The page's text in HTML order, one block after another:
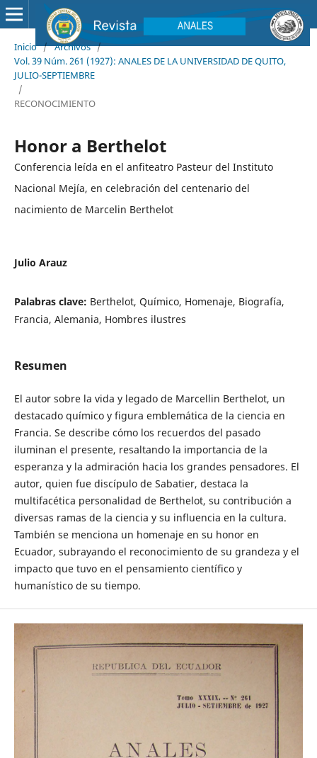
Inicio / Archivos /
Vol. 39 Núm. 261 (1927): ANALES DE LA UNIVERSIDAD DE QUITO,
JULIO-SEPTIEMBRE
/
RECONOCIMIENTO
Honor a Berthelot
Conferencia leída en el anfiteatro Pasteur del Instituto
Nacional Mejía, en celebración del centenario del
nacimiento de Marcelin Berthelot
Julio Arauz
Palabras clave: Berthelot, Químico, Homenaje, Biografía,
Francia, Alemania, Hombres ilustres
Resumen
El autor sobre la vida y legado de Marcellin Berthelot, un
destacado químico y figura emblemática de la ciencia en
Francia. Se describe cómo los recuerdos del pasado
iluminan el presente, resaltando la importancia de la
esperanza y la admiración hacia los grandes pensadores. El
autor, quien fue discípulo de Sabatier, destaca la
multifacética personalidad de Berthelot, su contribución a
diversas ramas de la ciencia y su influencia en la cultura.
También se menciona un homenaje en su honor en
Ecuador, subrayando el reconocimiento de su grandeza y el
impacto que tuvo en el pensamiento científico y
humanístico de su tiempo.